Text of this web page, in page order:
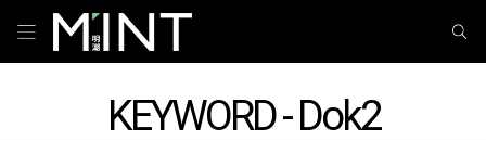
KEYWORD - Dok2